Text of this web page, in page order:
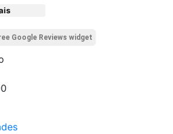
Google Reviews widget